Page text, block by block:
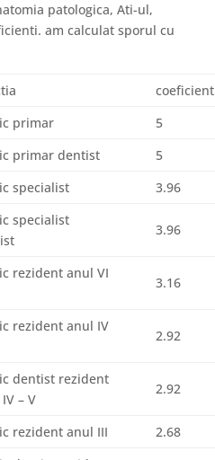
patologica, Ati-ul,
am calculat sporul cu
primar
5
primar dentist
5
specialist
3.96
specialist
3.96
rezident anul VI
3.16
rezident anul IV
2.92
dentist rezident
– V
2.92
rezident anul III
2.68